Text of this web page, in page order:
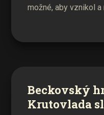
možné, aby vznikol
Beckovský
Krutovlada